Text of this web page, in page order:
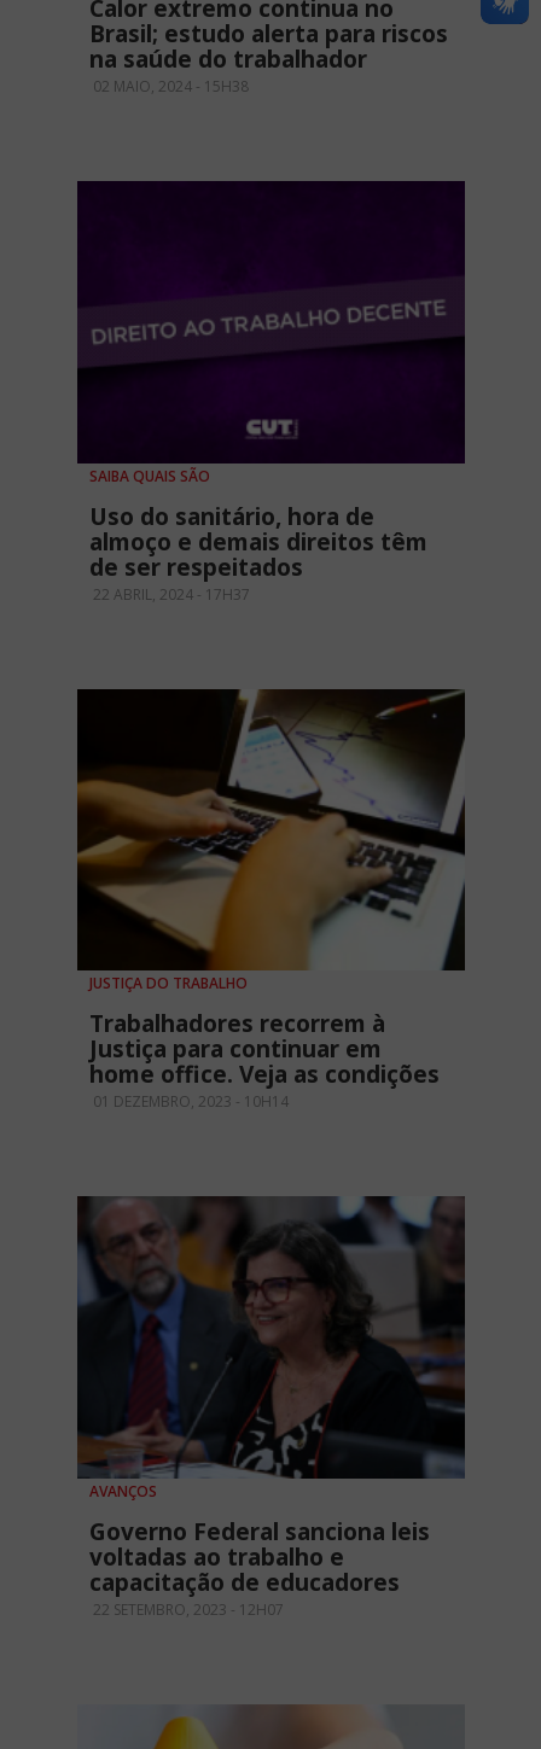
Calor extremo continua no
Brasil; estudo alerta para riscos
na saúde do trabalhador
02 MAIO, 2024 - 15H38
SAIBA QUAIS SÃO
Uso do sanitário, hora de
almoço e demais direitos têm
de ser respeitados
22 ABRIL, 2024 - 17H37
JUSTIÇA DO TRABALHO
Trabalhadores recorrem à
Justiça para continuar em
home office. Veja as condições
01 DEZEMBRO, 2023 - 10H14
AVANÇOS
Governo Federal sanciona leis
voltadas ao trabalho e
capacitação de educadores
22 SETEMBRO, 2023 - 12H07